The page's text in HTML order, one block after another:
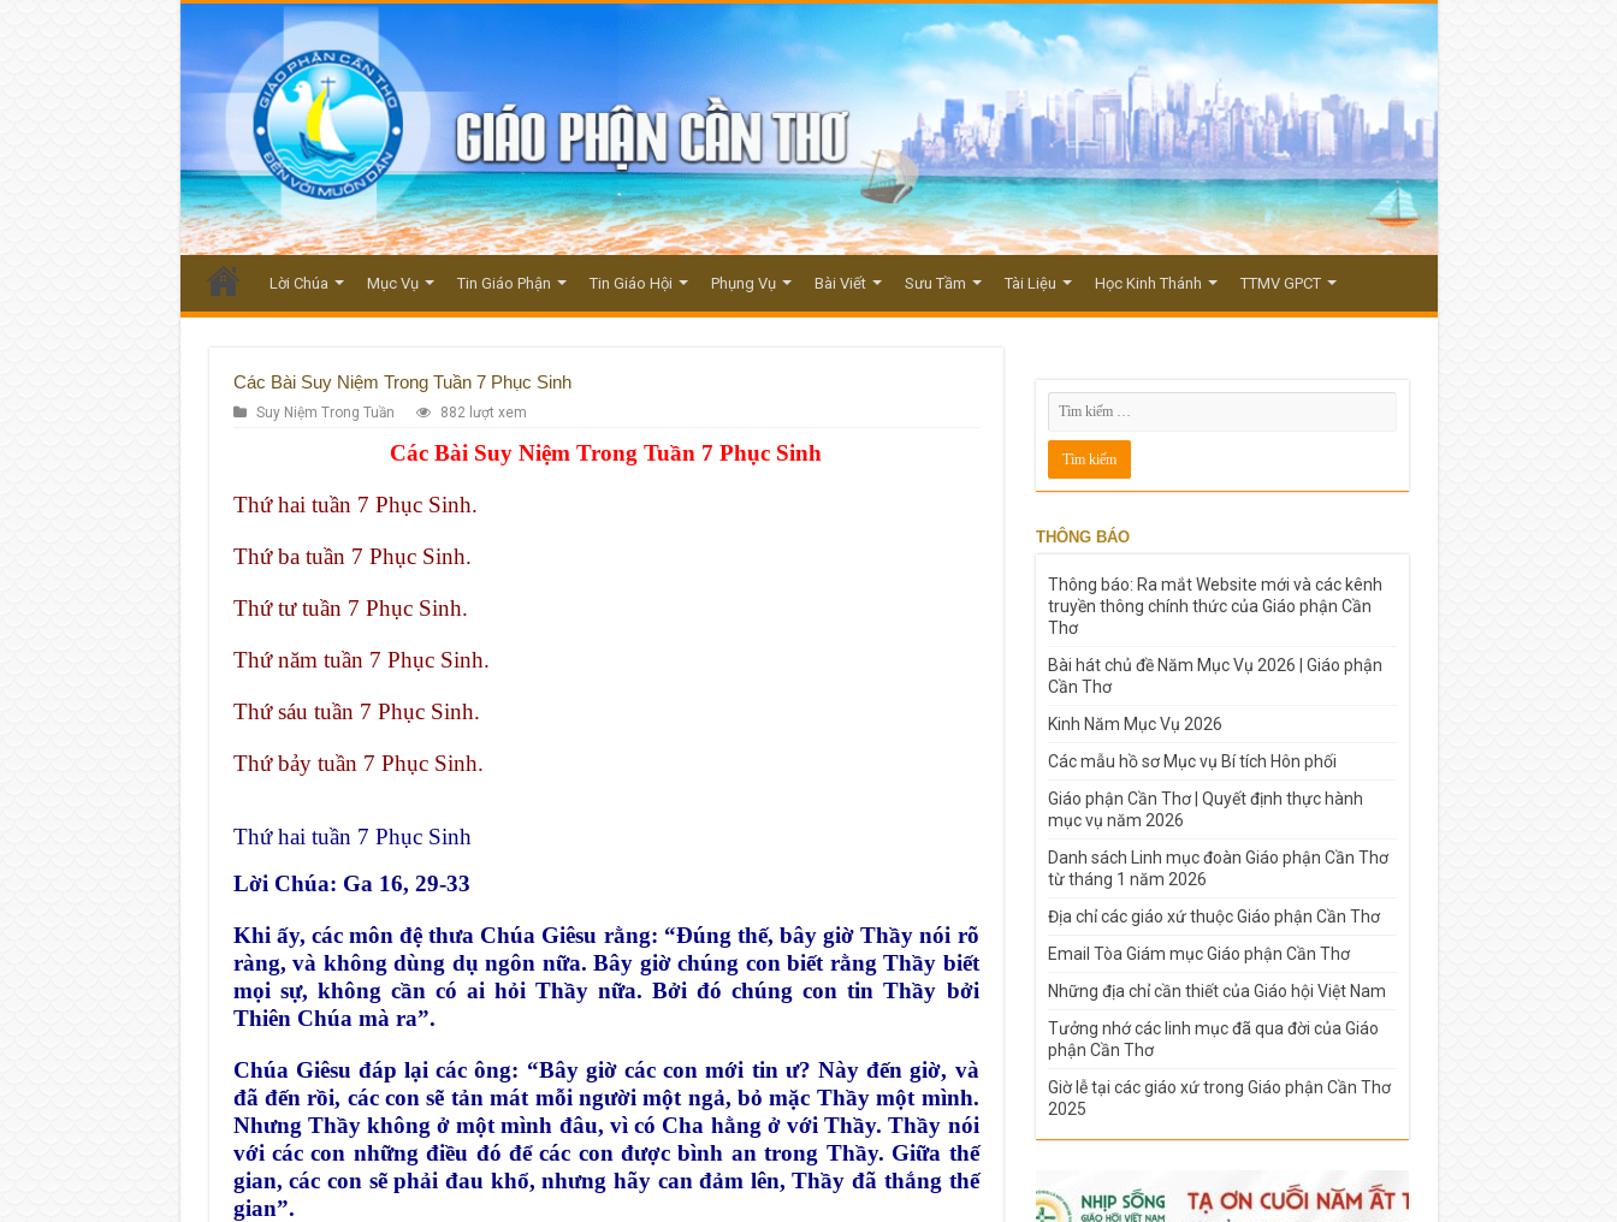
Lời Chúa Mục Vụ Tin Giáo Phận Tin Giáo Hội Phụng Vụ Bài Viết Sưu Tầm Tài Liệu Học Kinh Thánh TTMV GPCT
Các Bài Suy Niệm Trong Tuần 7 Phục Sinh
Suy Niệm Trong Tuần 882 lượt xem
Các Bài Suy Niệm Trong Tuần 7 Phục Sinh
Thứ hai tuần 7 Phục Sinh.
Thứ ba tuần 7 Phục Sinh.
Thứ tư tuần 7 Phục Sinh.
Thứ năm tuần 7 Phục Sinh.
Thứ sáu tuần 7 Phục Sinh.
Thứ bảy tuần 7 Phục Sinh.
Thứ hai tuần 7 Phục Sinh
Lời Chúa: Ga 16, 29-33
Khi ấy, các môn đệ thưa Chúa Giêsu rằng: “Đúng thế, bây giờ Thầy nói rõ
ràng, và không dùng dụ ngôn nữa. Bây giờ chúng con biết rằng Thầy biết
mọi sự, không cần có ai hỏi Thầy nữa. Bởi đó chúng con tin Thầy bởi
Thiên Chúa mà ra”.
Chúa Giêsu đáp lại các ông: “Bây giờ các con mới tin ư? Này đến giờ, và
đã đến rồi, các con sẽ tản mát mỗi người một ngả, bỏ mặc Thầy một mình.
Nhưng Thầy không ở một mình đâu, vì có Cha hằng ở với Thầy. Thầy nói
với các con những điều đó để các con được bình an trong Thầy. Giữa thế
gian, các con sẽ phải đau khổ, nhưng hãy can đảm lên, Thầy đã thắng thế
gian”.
THÔNG BÁO
Thông báo: Ra mắt Website mới và các kênh
truyền thông chính thức của Giáo phận Cần
Thơ
Bài hát chủ đề Năm Mục Vụ 2026 | Giáo phận
Cần Thơ
Kinh Năm Mục Vụ 2026
Các mẫu hồ sơ Mục vụ Bí tích Hôn phối
Giáo phận Cần Thơ | Quyết định thực hành
mục vụ năm 2026
Danh sách Linh mục đoàn Giáo phận Cần Thơ
từ tháng 1 năm 2026
Địa chỉ các giáo xứ thuộc Giáo phận Cần Thơ
Email Tòa Giám mục Giáo phận Cần Thơ
Những địa chỉ cần thiết của Giáo hội Việt Nam
Tưởng nhớ các linh mục đã qua đời của Giáo
phận Cần Thơ
Giờ lễ tại các giáo xứ trong Giáo phận Cần Thơ
2025